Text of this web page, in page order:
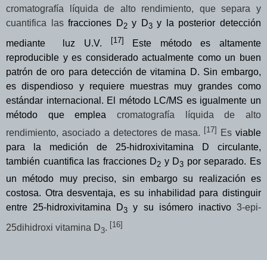
cromatografía líquida de alto rendimiento, que separa y
cuantifica lasfracciones D2y D3y la posterior detección
mediante luz U.V. [17]
Este método es altamente
reproducible y es considerado actualmente como un buen
patrón de oro para detección de vitamina D. Sin embargo,
es dispendioso y requiere muestras muy grandes como
estándar internacional. El método LC/MS es igualmente un
método que emplea cromatografía líquida de alto
rendimiento, asociado a detectores de masa. [17] Es viable
para la medición de 25-hidroxivitamina D circulante,
también cuantifica las fracciones D2 y D3 por separado. Es
un método muy preciso, sin embargo su realización es
costosa. Otra desventaja, es su inhabilidad para distinguir
entre 25-hidroxivitamina D3 y su isómero inactivo3-epi-
25dihidroxi vitamina D3. [16]